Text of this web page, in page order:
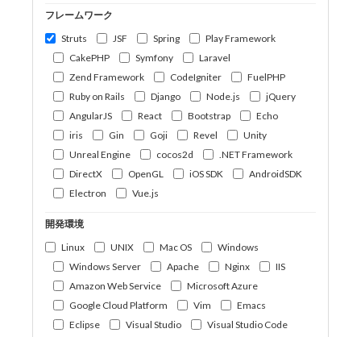
フレームワーク
Struts
JSF Spring
Play Framework
CakePHP
Symfony
Laravel
Zend Framework
CodeIgniter
FuelPHP
Ruby on Rails
Django Node.js
jQuery
AngularJS
React Bootstrap
Echo
iris
Gin Goji Revel
Unity
Unreal Engine
cocos2d
.NET Framework
DirectX
OpenGL iOS SDK
AndroidSDK
Electron
Vue.js
開発環境
Linux
UNIX Mac OS
Windows
Windows Server
Apache Nginx
IIS
Amazon Web Service
Microsoft Azure
Google Cloud Platform
Vim
Emacs
Eclipse
Visual Studio
Visual Studio Code